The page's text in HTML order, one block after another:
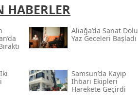
HABERLER
Aliağa’da Sanat Dolu
Yaz Geceleri Başladı
Samsun’da Kayıp
Ihbarı Ekipleri
Harekete Geçirdi